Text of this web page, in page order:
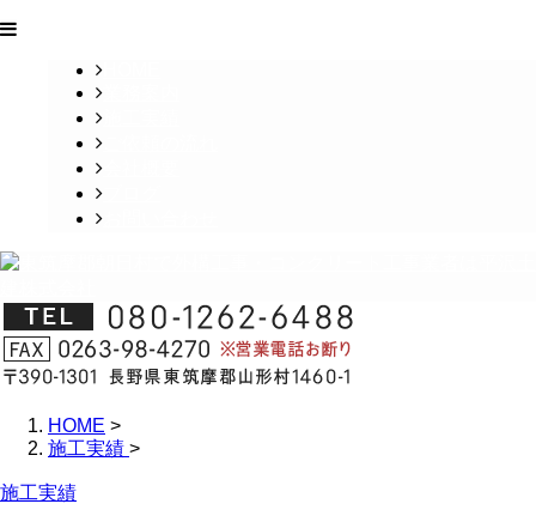
HOME >
施工実績 >
施工実績